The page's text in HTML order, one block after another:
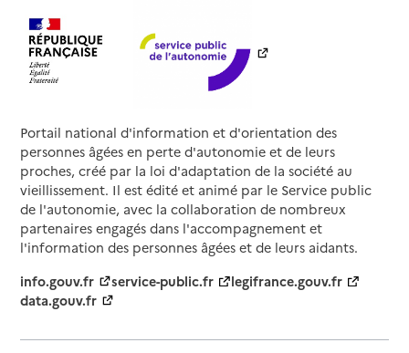
Portail national d'information et d'orientation des
personnes âgées en perte d'autonomie et de leurs
proches, créé par la loi d'adaptation de la société au
vieillissement. Il est édité et animé par le Service public
de l'autonomie, avec la collaboration de nombreux
partenaires engagés dans l'accompagnement et
l'information des personnes âgées et de leurs aidants.
info.gouv.fr
service-public.fr
legifrance.gouv.fr
data.gouv.fr